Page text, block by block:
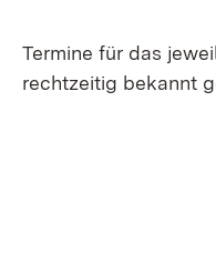
Termine für das
rechtzeitig bekannt